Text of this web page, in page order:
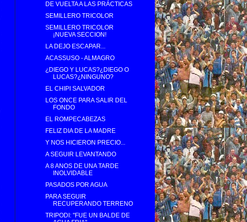
DE VUELTA A LAS PRÁCTICAS
SEMILLERO TRICOLOR
SEMILLERO TRICOLOR
¡NUEVA SECCION!
LA DEJO ESCAPAR...
ACASSUSO - ALMAGRO
¿DIEGO Y LUCAS?¿DIEGO O
LUCAS?¿NINGUNO?
EL CHIPI SALVADOR
LOS ONCE PARA SALIR DEL
FONDO
EL ROMPECABEZAS
FELIZ DIA DE LA MADRE
Y NOS HICIERON PRECIO...
A SEGUIR LEVANTANDO
A 8 ANOS DE UNA TARDE
INOLVIDABLE
PASADOS POR AGUA
PARA SEGUIR
RECUPERANDO TERRENO
TRIPODI: "FUE UN BALDE DE